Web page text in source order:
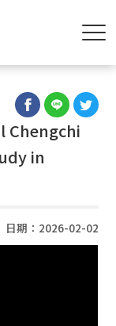
Chengchi
in
日期：2026-02-02